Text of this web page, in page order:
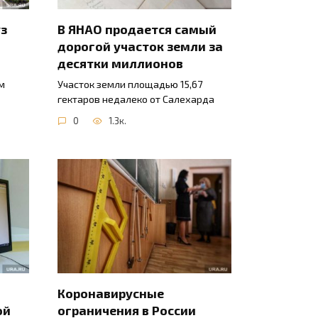
В ЯНАО продается самый
дорогой участок земли за
десятки миллионов
Участок земли площадью 15,67
гектаров недалеко от Салехарда
0 1.3к.
Коронавирусные
ограничения в России